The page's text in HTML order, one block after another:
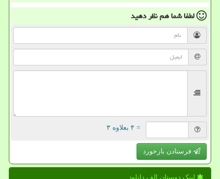
لطفا شما همنظر دهید
= ۴ بعلاوه ۳
فرستادن بازخورد
لینک دوستان الف دانلود